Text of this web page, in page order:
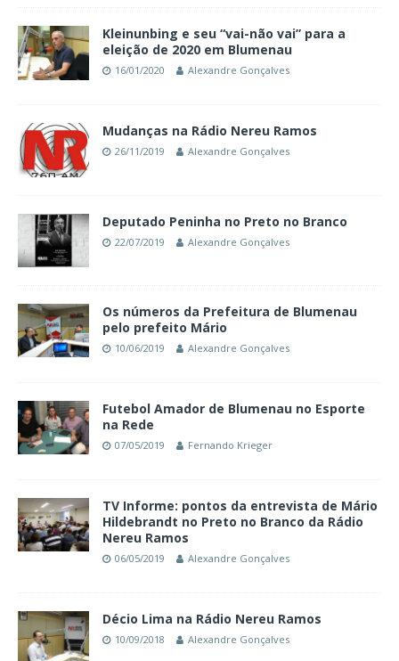
Kleinunbing e seu “vai-não vai” para a
eleição de 2020 em Blumenau
16/01/2020 Alexandre Gonçalves
Mudanças na Rádio Nereu Ramos
26/11/2019 Alexandre Gonçalves
Deputado Peninha no Preto no Branco
22/07/2019 Alexandre Gonçalves
Os números da Prefeitura de Blumenau
pelo prefeito Mário
10/06/2019 Alexandre Gonçalves
Futebol Amador de Blumenau no Esporte
na Rede
07/05/2019 Fernando Krieger
TV Informe: pontos da entrevista de Mário
Hildebrandt no Preto no Branco da Rádio
Nereu Ramos
06/05/2019 Alexandre Gonçalves
Décio Lima na Rádio Nereu Ramos
10/09/2018 Alexandre Gonçalves